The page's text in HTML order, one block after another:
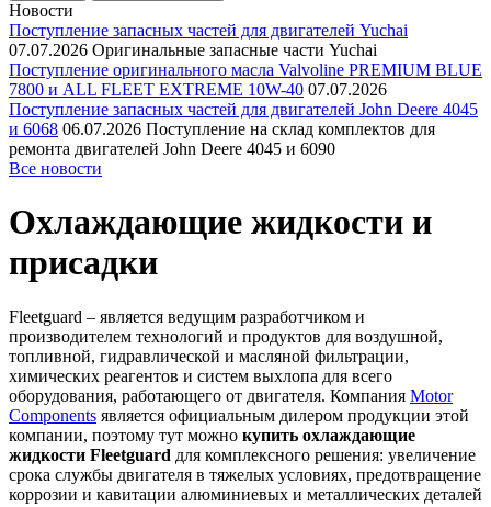
Новости
Поступление запасных частей для двигателей Yuchai
07.07.2026 Оригинальные запасные части Yuchai
Поступление оригинального масла Valvoline PREMIUM BLUE
7800 и ALL FLEET EXTREME 10W-40 07.07.2026
Поступление запасных частей для двигателей John Deere 4045
и 6068 06.07.2026 Поступление на склад комплектов для
ремонта двигателей John Deere 4045 и 6090
Все новости
Охлаждающие жидкости и
присадки
Fleetguard – является ведущим разработчиком и
производителем технологий и продуктов для воздушной,
топливной, гидравлической и масляной фильтрации,
химических реагентов и систем выхлопа для всего
оборудования, работающего от двигателя. Компания Motor
Components является официальным дилером продукции этой
компании, поэтому тут можно купить охлаждающие
жидкости Fleetguard для комплексного решения: увеличение
срока службы двигателя в тяжелых условиях, предотвращение
коррозии и кавитации алюминиевых и металлических деталей